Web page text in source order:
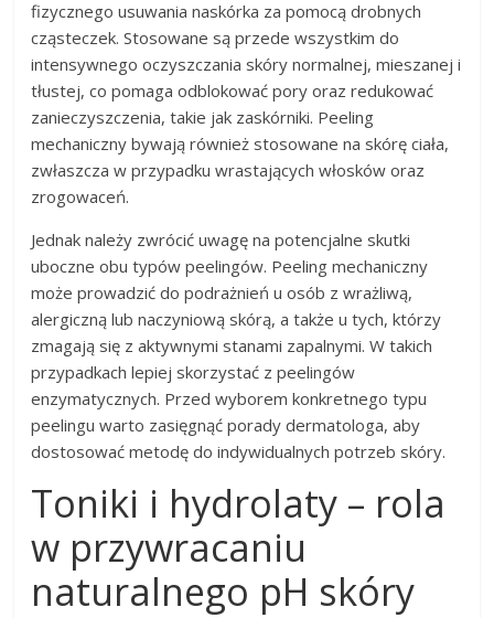
fizycznego usuwania naskórka za pomocą drobnych
cząsteczek. Stosowane są przede wszystkim do
intensywnego oczyszczania skóry normalnej, mieszanej i
tłustej, co pomaga odblokować pory oraz redukować
zanieczyszczenia, takie jak zaskórniki. Peeling
mechaniczny bywają również stosowane na skórę ciała,
zwłaszcza w przypadku wrastających włosków oraz
zrogowaceń.
Jednak należy zwrócić uwagę na potencjalne skutki
uboczne obu typów peelingów. Peeling mechaniczny
może prowadzić do podrażnień u osób z wrażliwą,
alergiczną lub naczyniową skórą, a także u tych, którzy
zmagają się z aktywnymi stanami zapalnymi. W takich
przypadkach lepiej skorzystać z peelingów
enzymatycznych. Przed wyborem konkretnego typu
peelingu warto zasięgnąć porady dermatologa, aby
dostosować metodę do indywidualnych potrzeb skóry.
Toniki i hydrolaty – rola
w przywracaniu
naturalnego pH skóry